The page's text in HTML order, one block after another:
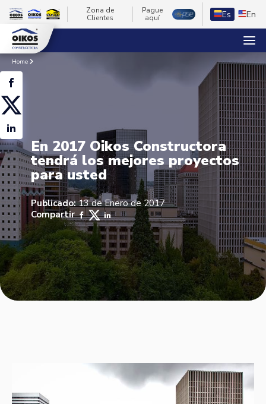
Zona de
Clientes
Pague
aquí
Es En
Home
En 2017 Oikos Constructora
tendrá los mejores proyectos
para usted
Publicado:13 de Enero de 2017
Compartir